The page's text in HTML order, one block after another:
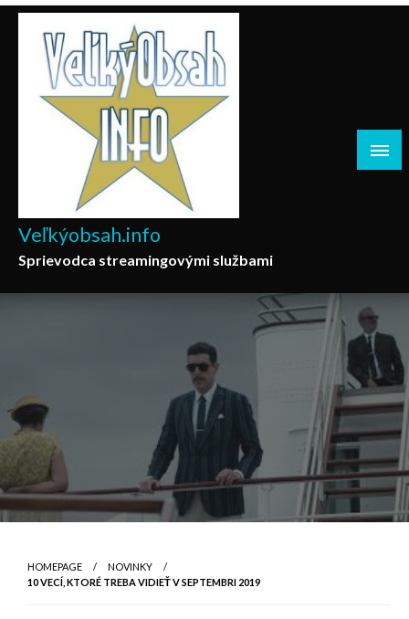
Skip
content
Veľkýobsah.info
Sprievodca streamingovými službami
HOMEPAGE
NOVINKY
10 VECÍ, KTORÉ TREBA VIDIEŤ V SEPTEMBRI 2019